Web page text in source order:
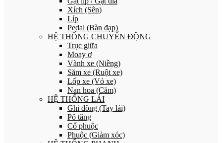
Xích (Sên)
Líp
Pedal (Bàn đạp)
HỆ THỐNG CHUYỂN ĐỘNG
Trục giữa
Moay ơ
Vành xe (Niềng)
Săm xe (Ruột xe)
Lốp xe (Vỏ xe)
Nan hoa (Căm)
HỆ THỐNG LÁI
Ghi đông (Tay lái)
Pô tăng
Cổ phuộc
Phuộc (Giảm xóc)